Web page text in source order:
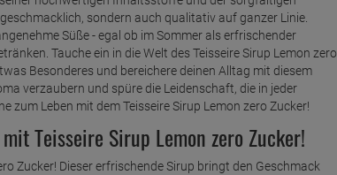
sondern auch qualitativ auf ganzer Linie.
Süße - egal ob im Sommer als erfrischender
Tauche ein in die Welt des Teisseire Sirup Lemon zero
Besonderes und bereichere deinen Alltag mit diesem
verzaubern und spüre die Leidenschaft, die in jeder
zum Leben mit dem Teisseire Sirup Lemon zero Zucker!
Teisseire Sirup Lemon zero Zucker!
Zucker! Dieser erfrischende Sirup bringt den Geschmack